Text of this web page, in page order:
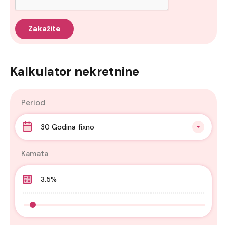
Kalkulator nekretnine
Period
30 Godina fixno
Kamata